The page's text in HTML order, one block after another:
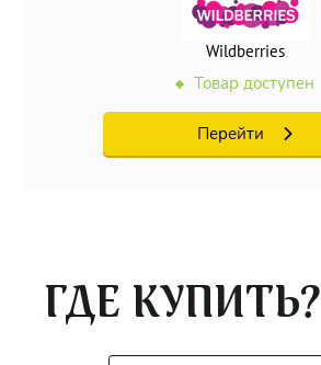
Wildberries
Товар доступен
Перейти
ГДЕ КУПИТЬ?